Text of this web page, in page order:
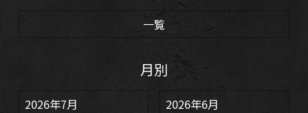
一覧
月別
2026年7月 2026年6月